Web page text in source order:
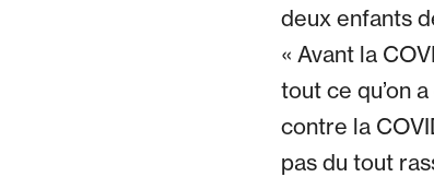
deux enfants
« Avant la
tout ce qu’on
contre la
pas du tout